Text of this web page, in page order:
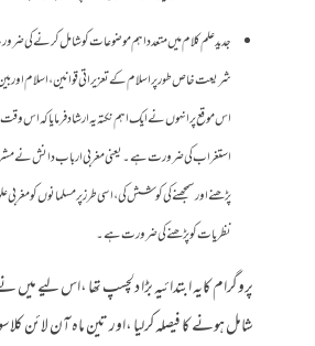
جدید علم کلام میں متعدد اہم موضوعات کو شامل کرنے کی
شریعت خاص طور پراسلام کے تعزیراتی قوانین، اسلام او ر
اس موقع پر انہوں نے ایک اہم نکتہ یہ ارشاد فرمایا کہ اس
استغراب کی ضرورت ہے۔یعنی مغربی ارباب دانش نے
پڑھنے اورسمجھنے کی کوشش کی، اسی طرز پر مسلمانوں کو
نظریات کو پڑھنے کی ضرورت ہے۔
پروگرام کایہ ابتدائیہ بڑا دلچسپ تھا ،اس لیے
شامل ہونے کا فیصلہ کرلیا ،اور تین ماہ آن لائن